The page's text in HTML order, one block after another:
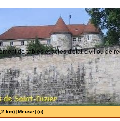
de tables et actes d'état-civil ou de
km) [Meuse] (o)